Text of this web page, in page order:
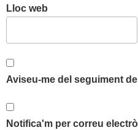
Lloc web
Aviseu-me del seguiment
Notifica'm per correu